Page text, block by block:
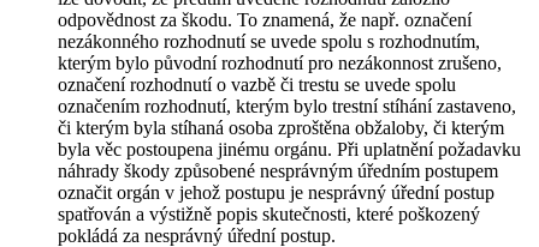
odpovědnost za škodu. To znamená, že např. označení
nezákonného rozhodnutí se uvede spolu s rozhodnutím,
kterým bylo původní rozhodnutí pro nezákonnost zrušeno,
označení rozhodnutí o vazbě či trestu se uvede spolu
označením rozhodnutí, kterým bylo trestní stíhání zastaveno,
či kterým byla stíhaná osoba zproštěna obžaloby, či kterým
byla věc postoupena jinému orgánu. Při uplatnění požadavku
náhrady škody způsobené nesprávným úředním postupem
označit orgán v jehož postupu je nesprávný úřední postup
spatřován a výstižně popis skutečnosti, které poškozený
pokládá za nesprávný úřední postup.